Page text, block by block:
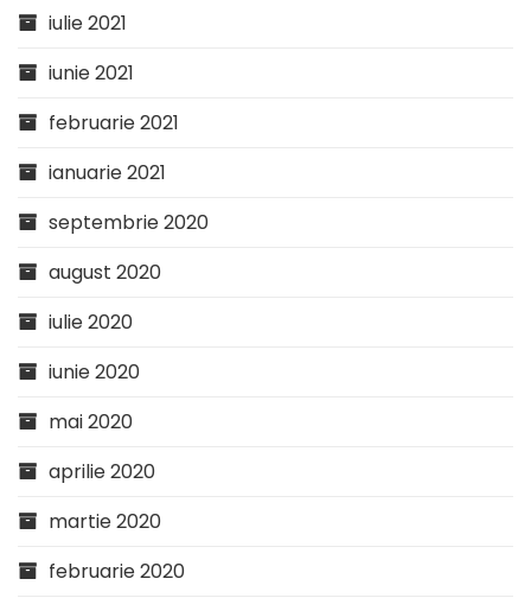
iulie 2021
iunie 2021
februarie 2021
ianuarie 2021
septembrie 2020
august 2020
iulie 2020
iunie 2020
mai 2020
aprilie 2020
martie 2020
februarie 2020